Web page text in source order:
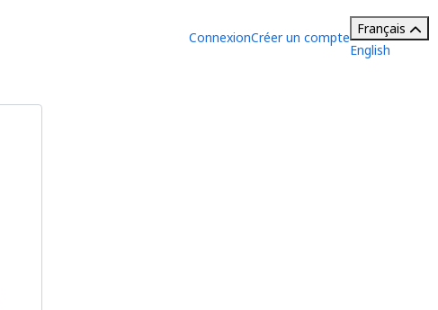
ConnexionCréer un compte
Français
English